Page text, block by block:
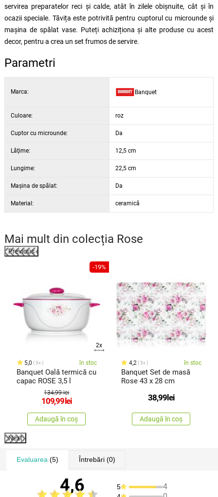
servirea preparatelor reci și calde, atât în zilele obișnuite, cât și în
ocazii speciale. Tăvița este potrivită pentru cuptorul cu microunde și
mașina de spălat vase. Puteți achiziționa și alte produse cu acest
decor, pentru a crea un set frumos de servire.
Parametri
Marca: Banquet
Culoare: roz
Cuptor cu microunde: Da
Lăţime: 12,5 cm
Lungime: 22,5 cm
Maşina de spălat: Da
Material: ceramică
Mai mult din colecția Rose
Previous
-19%
2x
5,0 3x în stoc
Banquet Oală termică cu
capac ROSE 3,5 l
134,99 lei
109,99 lei
Adaugă în coș
4,2 3x în stoc
Banquet Set de masă
Rose 43 x 28 cm
38,99 lei
Adaugă în coș
Next
Evaluarea (5) Întrebări(0)
4,6 5 4